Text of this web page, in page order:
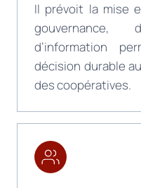
Il prévoit la mise
d’information
décision durable
des coopératives.